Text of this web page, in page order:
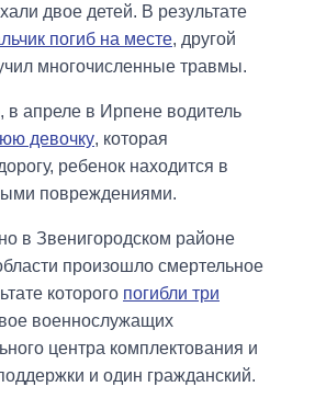
двое детей. В результате
погиб на месте, другой
многочисленные травмы.
в апреле в Ирпене водитель
девочку, которая
ребенок находится в
повреждениями.
в Звенигородском районе
произошло смертельное
которого погибли три
военнослужащих
центра комплектования и
и один гражданский.